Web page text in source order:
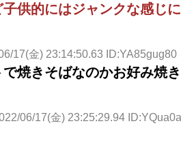
供的にはジャンクな感じ
17(金) 23:14:50.63 ID:YA85gug80
焼きそばなのかお好み焼
06/17(金) 23:25:29.94